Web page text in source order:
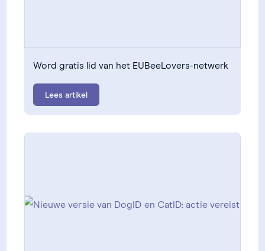
Word gratis lid van het EUBeeLovers-netwerk
Lees artikel